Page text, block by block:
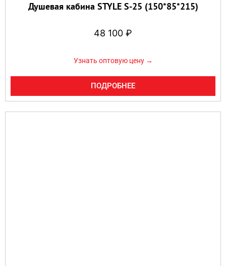
Душевая кабина STYLE S-25 (150*85*215)
48 100 ₽
Узнать оптовую цену →
ПОДРОБНЕЕ